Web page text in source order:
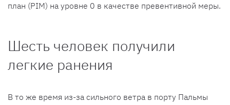
план (PIM) на уровне 0 в качестве превентивной меры.
Шесть человек получили
легкие ранения
В то же время из-за сильного ветра в порту Пальмы